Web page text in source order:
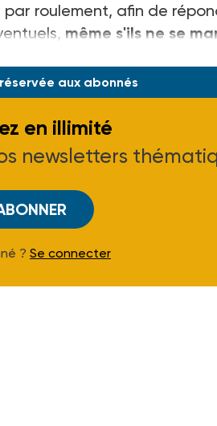
roulement, afin de
même s'ils ne se
aux abonnés
en illimité
newsletters
? Se connecter